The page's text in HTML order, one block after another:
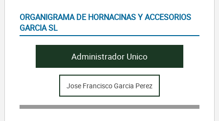
ORGANIGRAMA DE HORNACINAS Y ACCESORIOS
GARCIA SL
Administrador Unico
Jose Francisco Garcia Perez